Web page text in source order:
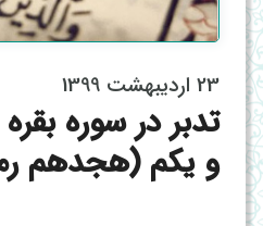
23 اردیبهشت 1399
تدبر در سوره
و یکم (هجدهم